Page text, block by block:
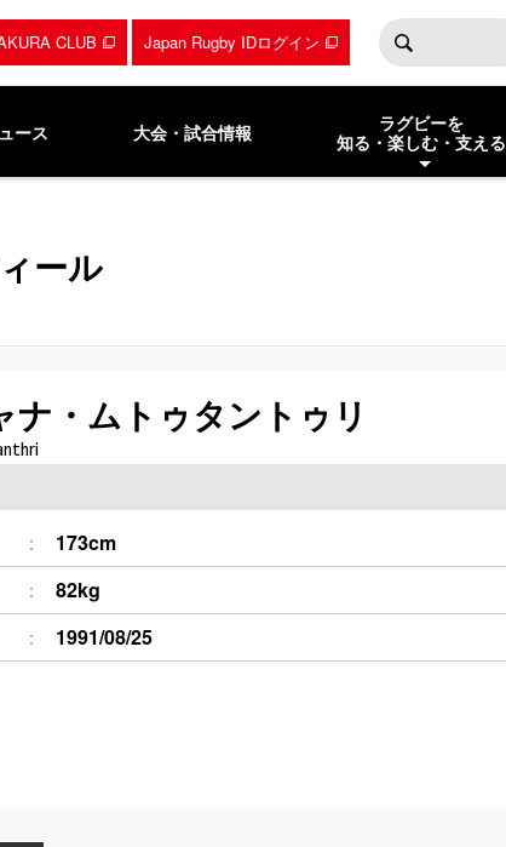
CLUB Japan Rugby IDログイン
ース 大会・試合情報
ラグビーを
知る・楽しむ・支える
ール
ナ・ムトゥタントゥリ
173cm
82kg
1991/08/25